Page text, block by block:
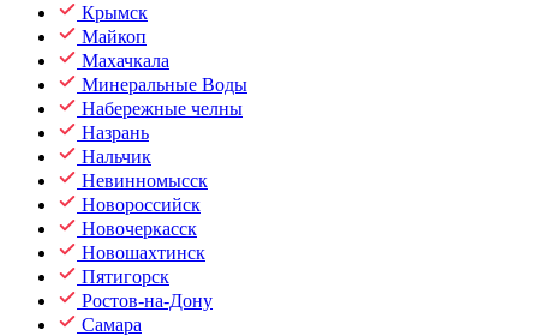
Крымск
Майкоп
Махачкала
Минеральные Воды
Набережные челны
Назрань
Нальчик
Невинномысск
Новороссийск
Новочеркасск
Новошахтинск
Пятигорск
Ростов-на-Дону
Самара